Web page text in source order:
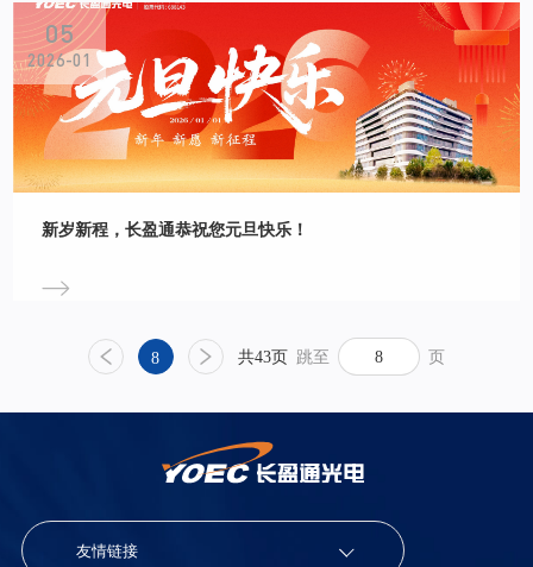
05
2026-01
新岁新程，长盈通恭祝您元旦快乐！
8 共43页 跳至 页
友情链接